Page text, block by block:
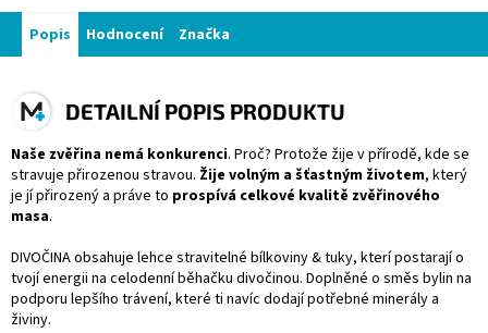
Popis Hodnocení Značka
DETAILNÍ POPIS PRODUKTU
Naše zvěřina nemá konkurenci. Proč? Protože žije v přírodě, kde se
stravuje přirozenou stravou. Žije volným a šťastným životem, který
je jí přirozený a práve to prospívá celkové kvalitě zvěřinového
masa.
DIVOČINA obsahuje lehce stravitelné bílkoviny & tuky, kterí postarají o
tvojí energii na celodenní běhačku divočinou. Doplněné o směs bylin na
podporu lepšího trávení, které ti navíc dodají potřebné minerály a
živiny.